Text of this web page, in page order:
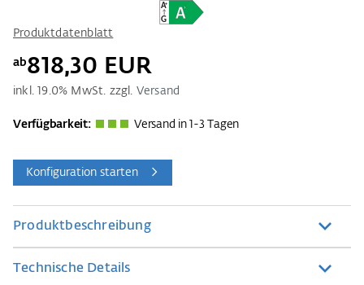
Produktdatenblatt
ab818,30 EUR
inkl. 19.0% MwSt. zzgl. Versand
Verfügbarkeit: Versand in 1-3 Tagen
Konfiguration starten
Produktbeschreibung
Technische Details